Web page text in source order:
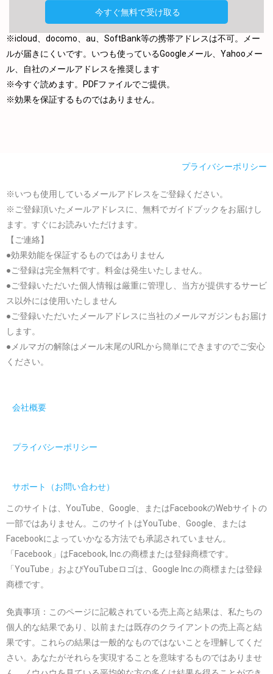
※icloud、docomo、au、SoftBank等の携帯アドレスは不可。メー
ルが届きにくいです。いつも使っているGoogleメール、Yahooメー
ル、自社のメールアドレスを推奨します
※今すぐ読めます。PDFファイルでご提供。
※効果を保証するものではありません。
プライバシーポリシー
※いつも使用しているメールアドレスをご登録ください。
※ご登録頂いたメールアドレスに、無料でガイドブックをお届けし
ます。すぐにお読みいただけます。
【ご連絡】
●効果効能を保証するものではありません
●ご登録は完全無料です。料金は発生いたしません。
●ご登録いただいた個人情報は厳重に管理し、当方が提供するサービ
ス以外には使用いたしません
●ご登録いただいたメールアドレスに当社のメールマガジンもお届け
します。
●メルマガの解除はメール末尾のURLから簡単にできますのでご安心
ください。
会社概要
プライバシーポリシー
サポート（お問い合わせ）
このサイトは、YouTube、Google、またはFacebookのWebサイトの
一部ではありません。このサイトはYouTube、Google、または
Facebookによっていかなる方法でも承認されていません。
「Facebook」はFacebook, Inc.の商標または登録商標です。
「YouTube」およびYouTubeロゴは、Google Inc.の商標または登録
商標です。
免責事項：このページに記載されている売上高と結果は、私たちの
個人的な結果であり、以前または既存のクライアントの売上高と結
果です。これらの結果は一般的なものではないことを理解してくだ
さい。あなたがそれらを実現することを意味するものではありませ